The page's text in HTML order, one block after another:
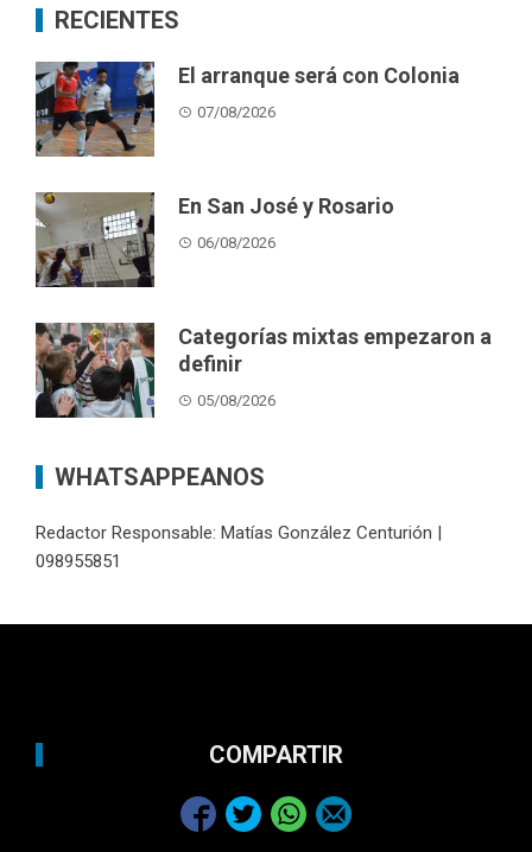
RECIENTES
El arranque será con Colonia
07/08/2026
En San José y Rosario
06/08/2026
Categorías mixtas empezaron a
definir
05/08/2026
WHATSAPPEANOS
Redactor Responsable: Matías González Centurión |
098955851
COMPARTIR